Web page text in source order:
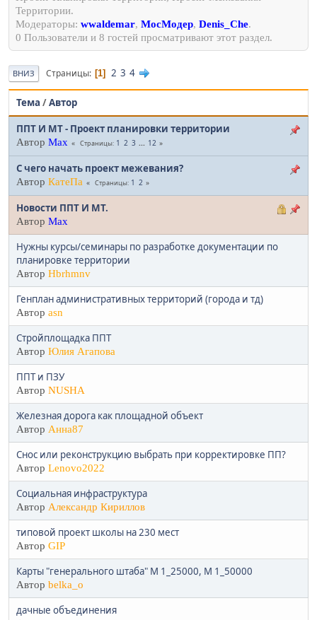
Территории.
Модераторы: wwaldemar, МосМодер, Denis_Che.
0 Пользователи и 8 гостей просматривают этот раздел.
ВНИЗ Страницы 1 2 3 4
Тема /Автор
ППТ И МТ - Проект планировки территории
Автор Max Страницы 1 2 3 ... 12
С чего начать проект межевания?
Автор КатеПа Страницы 1 2
Новости ППТ И МТ.
Автор Max
Нужны курсы/семинары по разработке документации по
планировке территории
Автор Hbrhmnv
Генплан административных территорий (города и тд)
Автор asn
Стройплощадка ППТ
Автор Юлия Агапова
ППТ и ПЗУ
Автор NUSHA
Железная дорога как площадной объект
Автор Анна87
Снос или реконструкцию выбрать при корректировке ПП?
Автор Lenovo2022
Социальная инфраструктура
Автор Александр Кириллов
типовой проект школы на 230 мест
Автор GIP
Карты "генерального штаба" М 1_25000, М 1_50000
Автор belka_o
дачные объединения